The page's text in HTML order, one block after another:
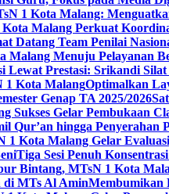
1 Kota Malang:
Malang Perkuat
Datang Team Penilai
Malang Menuju Pelayanan
Lewat Prestasi: Srikandi
1 Kota MalangOptimalkan
Genap TA 2025/2026
Sukses Gelar Pembukaan
Qur’an hingga Penyerahan
1 Kota Malang Gelar
Tiga Sesi Penuh
Bintang, MTsN 1 Kota
di MTs Al AminMembumikan